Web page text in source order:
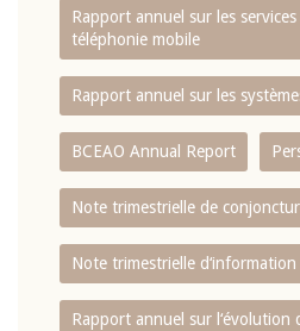
Rapport annuel sur les
téléphonie mobile
Rapport annuel sur les
BCEAO Annual Report
Note trimestrielle de
Note trimestrielle d‘information
Rapport annuel sur l‘évolution